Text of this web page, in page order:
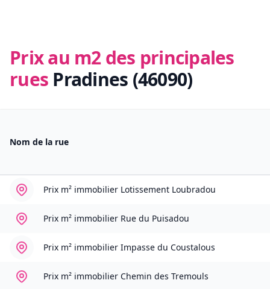
Prix au m2 des principales
rues Pradines (46090)
Nom de la rue
Prix m² immobilier Lotissement Loubradou
Prix m² immobilier Rue du Puisadou
Prix m² immobilier Impasse du Coustalous
Prix m² immobilier Chemin des Tremouls